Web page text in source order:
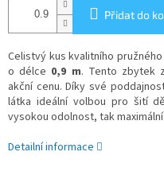
Přidat do
Celistvý kus kvalitního
o délce 0,9 m. Tento zbytek
akční cenu. Díky své
látka ideální volbou pro šití
vysokou odolnost, tak
Detailní informace